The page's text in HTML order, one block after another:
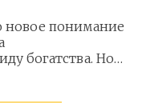
новое понимание
богатства. Но…